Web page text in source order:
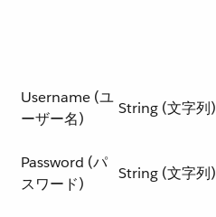
Username (ユ
ーザー名)
String (文字列)
Password (パ
スワード)
String (文字列)